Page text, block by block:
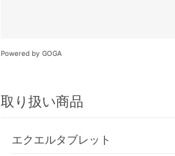
Powered by GOGA
取り扱い商品
エクエルタブレット